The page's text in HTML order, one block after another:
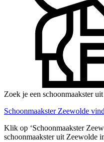
Zoek je een schoonmaakster
Schoonmaakster Zeewolde
Klik op ‘Schoonmaakster
schoonmaakster uit Zeewolde